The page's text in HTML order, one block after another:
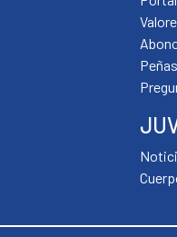
Peñas